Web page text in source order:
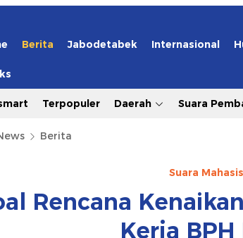
Berita Jabodetabek Internasional
Terpopuler Daerah Suara
Berita
Suara
Rencana
Kerja BPH